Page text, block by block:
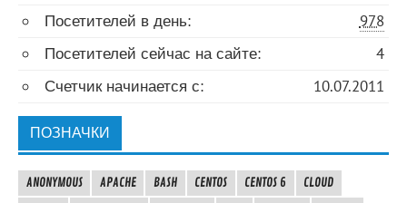
978
Посетителей в день:
4
Посетителей сейчас на сайте:
10.07.2011
Счетчик начинается с:
ПОЗНАЧКИ
ANONYMOUS APACHE BASH CENTOS CENTOS 6
CLOUD